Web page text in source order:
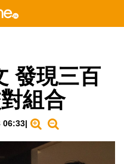
發現三百
組合
06:33|